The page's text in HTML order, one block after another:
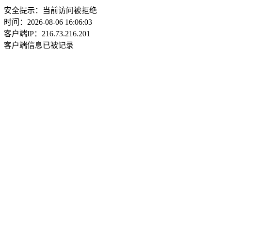
安全提示：当前访问被拒绝
时间：2026-08-06 16:06:03
客户端IP：216.73.216.201
客户端信息已被记录